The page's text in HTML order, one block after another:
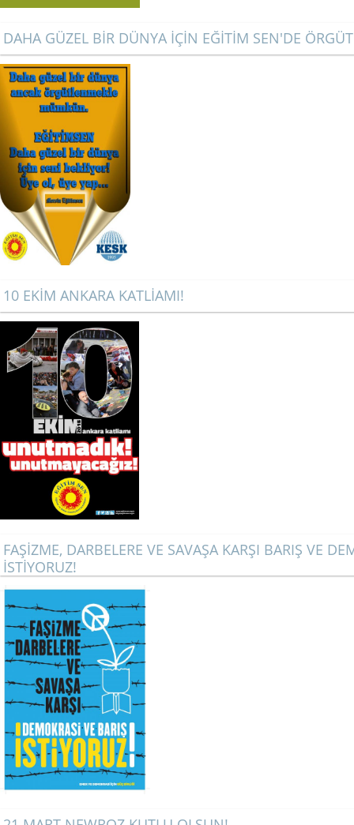
DAHA GÜZEL BİR DÜNYA İÇİN EĞİTİM SEN'DE
10 EKİM ANKARA KATLİAMI!
FAŞİZME, DARBELERE VE SAVAŞA KARŞI BARIŞ VE
İSTİYORUZ!